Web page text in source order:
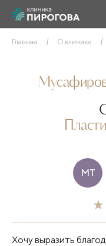
Главная О клинике
МТ
Хочу выразить